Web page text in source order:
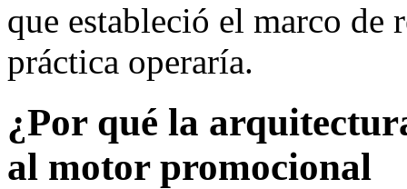
que estableció el marco de
práctica operaría.
¿Por qué la
al motor promocional